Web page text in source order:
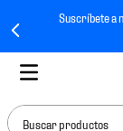
Suscríbete a
Buscar productos